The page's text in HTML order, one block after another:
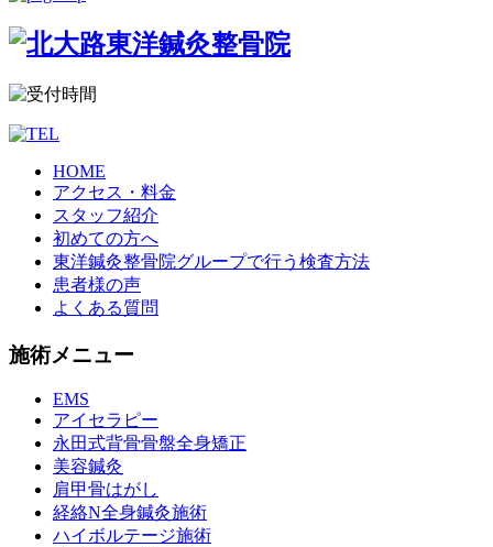
HOME
アクセス・料金
スタッフ紹介
初めての方へ
東洋鍼灸整骨院グループで行う検査方法
患者様の声
よくある質問
施術メニュー
EMS
アイセラピー
永田式背骨骨盤全身矯正
美容鍼灸
肩甲骨はがし
経絡N全身鍼灸施術
ハイボルテージ施術